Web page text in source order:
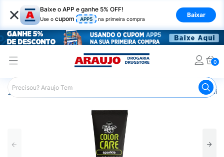
× Baixe o APP e ganhe 5% OFF!
Use o cupom APP5 na primeira compra
Baixar
0
Araujo Beleza e Cuidados